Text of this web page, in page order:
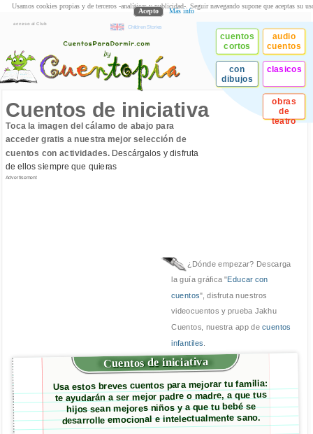
acceso al Club
Children Stories
cuentos
cortos
audio
cuentos
con
dibujos
clasicos
obras
de
teatro
Cuentos de iniciativa
Toca la imagen del cálamo de abajo para
acceder gratis a nuestra mejor selección de
cuentos con actividades.Descárgalos y disfruta
de ellos siempre que quieras
Advertisement
¿Dónde empezar? Descarga
la guía gráfica "Educar con
cuentos", disfruta nuestros
videocuentos y prueba Jakhu
Cuentos, nuestra app decuentos
infantiles
Cuentos de iniciativa
Usa estos breves cuentos para mejorar tu familia:
te ayudarán a ser mejor padre o madre, a que tus
hijos sean mejores niños y a que tu bebé se
desarrolle emocional e intelectualmente sano.
Usamos cookies propias y de terceros -analíticas y publicidad-. Seguir navegando supone que aceptas su
Acepto Más info